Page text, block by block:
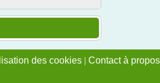
des cookies | Contact à